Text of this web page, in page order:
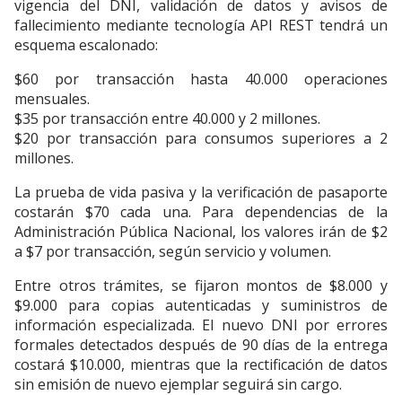
vigencia del DNI, validación de datos y avisos de
fallecimiento mediante tecnología API REST tendrá un
esquema escalonado:
$60 por transacción hasta 40.000 operaciones
mensuales.
$35 por transacción entre 40.000 y 2 millones.
$20 por transacción para consumos superiores a 2
millones.
La prueba de vida pasiva y la verificación de pasaporte
costarán $70 cada una. Para dependencias de la
Administración Pública Nacional, los valores irán de $2
a $7 por transacción, según servicio y volumen.
Entre otros trámites, se fijaron montos de $8.000 y
$9.000 para copias autenticadas y suministros de
información especializada. El nuevo DNI por errores
formales detectados después de 90 días de la entrega
costará $10.000, mientras que la rectificación de datos
sin emisión de nuevo ejemplar seguirá sin cargo.